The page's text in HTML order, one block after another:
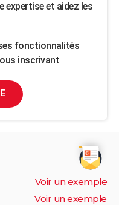
expertise et aidez les
fonctionnalités
inscrivant
Voir un exemple
Voir un exemple